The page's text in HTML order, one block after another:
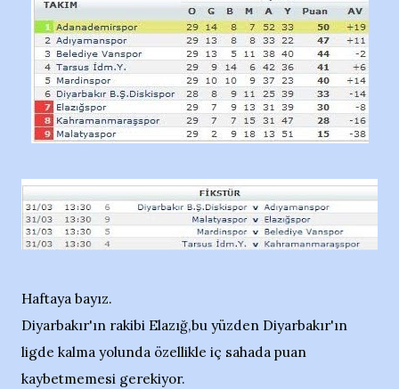
Haftaya bayız.
Diyarbakır'ın rakibi Elazığ,bu yüzden Diyarbakır'ın
ligde kalma yolunda özellikle iç sahada puan
kaybetmemesi gerekiyor.